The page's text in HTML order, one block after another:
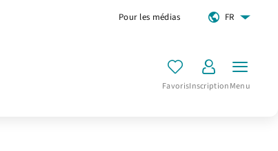
Pour les médias FR
FavorisInscriptionMenu